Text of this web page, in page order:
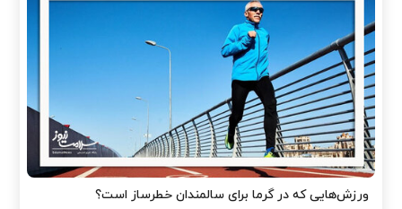
ورزش‌هایی که در گرما برای سالمندان خطرساز است؟